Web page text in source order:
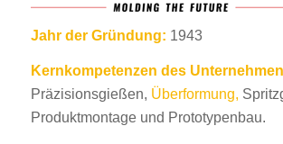
Jahr der Gründung: 1943
Kernkompetenzen des
Präzisionsgießen, Überformung,
Produktmontage und Prototypenbau.